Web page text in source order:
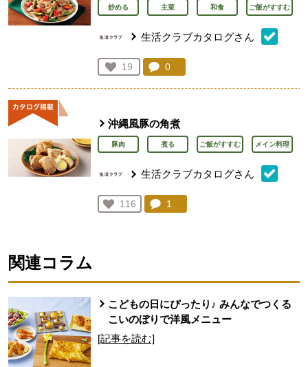
炒める 主菜 和食 ご飯がすすむ
生活クラブカタログさん
お気に入り登録：
19
人が登録
コメント：
0
沖縄風豚の角煮
豚肉 煮る ご飯がすすむ メイン料理
生活クラブカタログさん
お気に入り登録：
116
人が登録
コメント：
1
関連コラム
こどもの日にぴったり♪ みんなでつくる
こいのぼりで洋風メニュー
[記事を読む]